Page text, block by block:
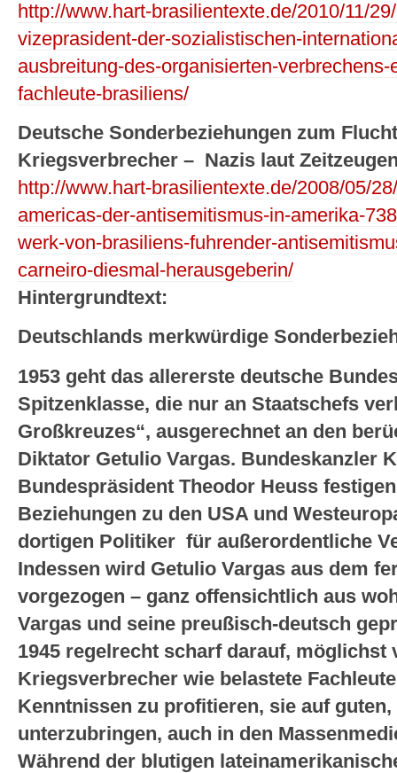
http://www.hart-brasilientexte.de/2010/11/
vizeprasident-der-sozialistischen-
ausbreitung-des-organisierten-
fachleute-brasiliens/
Deutsche Sonderbeziehungen zum
Kriegsverbrecher – Nazis laut
http://www.hart-brasilientexte.de/2008/05/
americas-der-antisemitismus-in-amerika-
werk-von-brasiliens-fuhrender-
carneiro-diesmal-herausgeberin/
Hintergrundtext:
Deutschlands merkwürdige
1953 geht das allererste deutsche
Spitzenklasse, die nur an Staatschefs
Großkreuzes“, ausgerechnet an den
Diktator Getulio Vargas. Bundeskanzler
Bundespräsident Theodor Heuss
Beziehungen zu den USA und
dortigen Politiker für außerordentliche
Indessen wird Getulio Vargas aus dem
vorgezogen – ganz offensichtlich aus
Vargas und seine preußisch-deutsch
1945 regelrecht scharf darauf, möglichst
Kriegsverbrecher wie belastete
Kenntnissen zu profitieren, sie auf
unterzubringen, auch in den
Während der blutigen